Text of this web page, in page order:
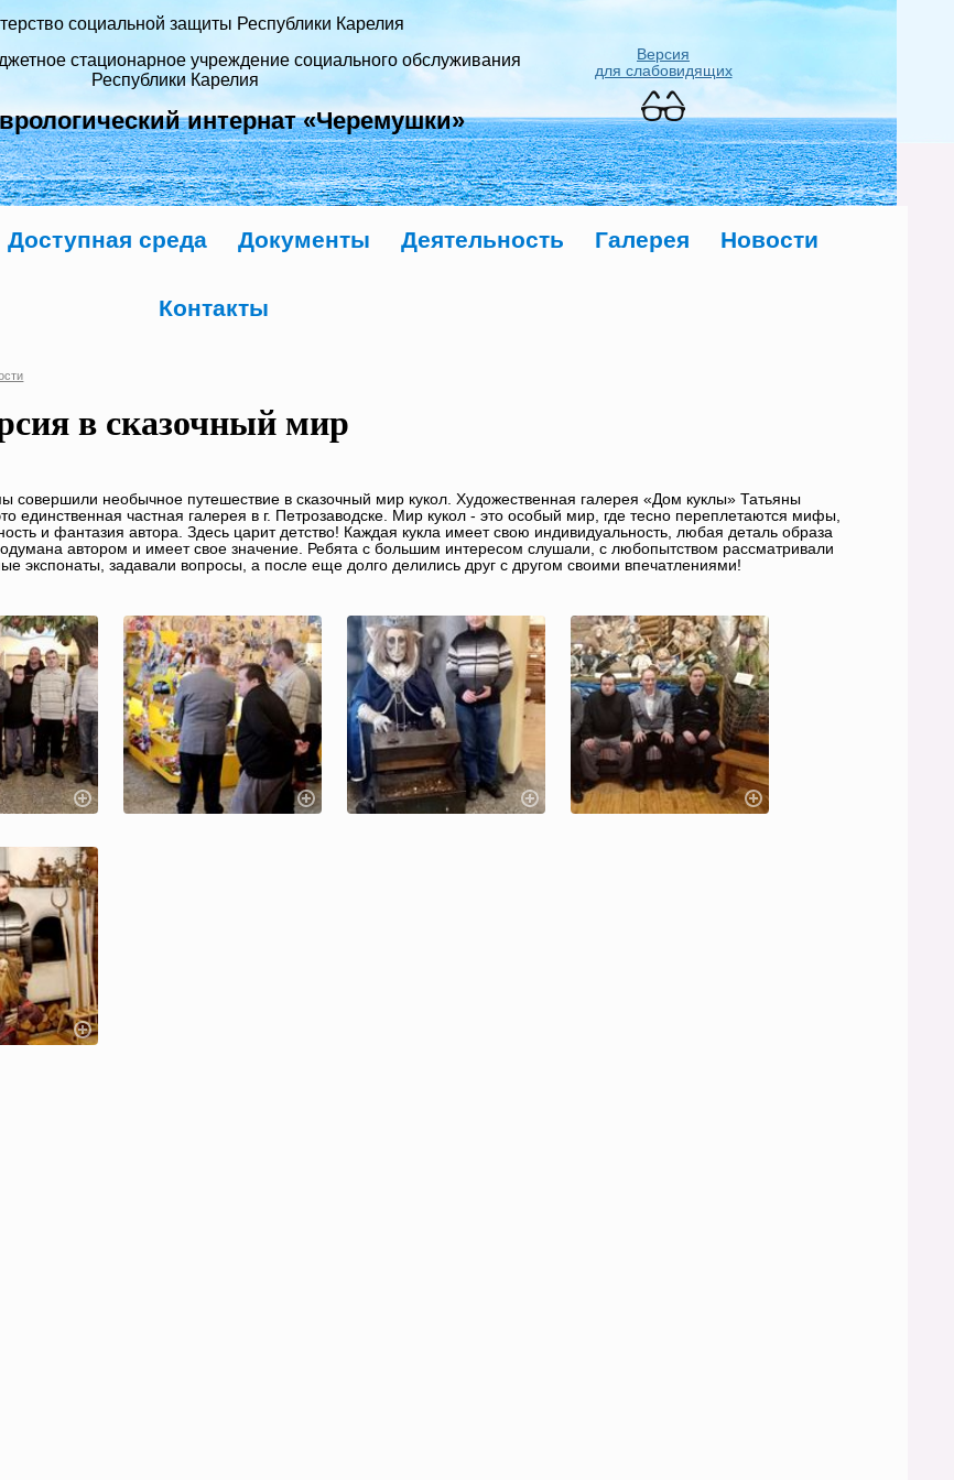
социальной защиты Республики Карелия
стационарное учреждение социального обслуживания
Республики Карелия
интернат «Черемушки»
Версия
для слабовидящих
Доступная среда Документы Деятельность Галерея Новости
Контакты
в сказочный мир
совершили необычное путешествие в сказочный мир кукол. Художественная галерея «Дом куклы» Татьяны
единственная частная галерея в г. Петрозаводске. Мир кукол - это особый мир, где тесно переплетаются мифы,
и фантазия автора. Здесь царит детство! Каждая кукла имеет свою индивидуальность, любая деталь образа
автором и имеет свое значение. Ребята с большим интересом слушали, с любопытством рассматривали
экспонаты, задавали вопросы, а после еще долго делились друг с другом своими впечатлениями!